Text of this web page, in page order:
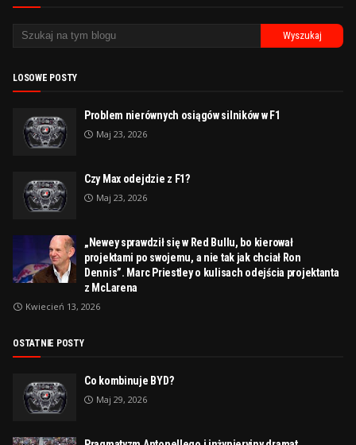
LOSOWE POSTY
Problem nierównych osiągów silników w F1
Maj 23, 2026
Czy Max odejdzie z F1?
Maj 23, 2026
„Newey sprawdził się w Red Bullu, bo kierował
projektami po swojemu, a nie tak jak chciał Ron
Dennis”. Marc Priestley o kulisach odejścia projektanta
z McLarena
Kwiecień 13, 2026
OSTATNIE POSTY
Co kombinuje BYD?
Maj 29, 2026